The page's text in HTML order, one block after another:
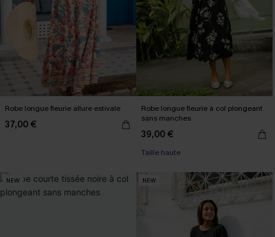
Robe longue fleurie allure estivale
37,00 €
Robe longue fleurie à col plongeant
sans manches
39,00 €
Taille haute
NEW NEW